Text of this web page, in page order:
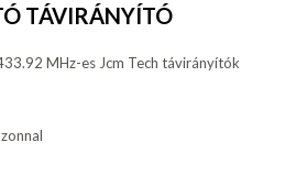
TÁVIRÁNYÍTÓ
MHz-es Jcm Tech távirányítók